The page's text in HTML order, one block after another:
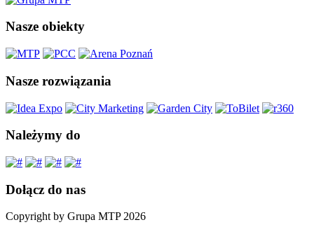
Nasze obiekty
Nasze rozwiązania
Należymy do
Dołącz do nas
Copyright by Grupa MTP 2026